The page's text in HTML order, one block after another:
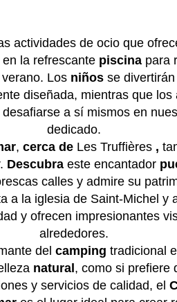
actividades de ocio que
la refrescante piscinapara
Los niños se
diseñada, mientras que los
a sí mismos en
dedicado.
, cerca deLes Truffières ,
Descubra este encantador
calles y admire su
a la iglesia de Saint-Michel y
y ofrecen impresionantes
alrededores.
del camping tradicional
natural, como si prefiere
y servicios de calidad, el